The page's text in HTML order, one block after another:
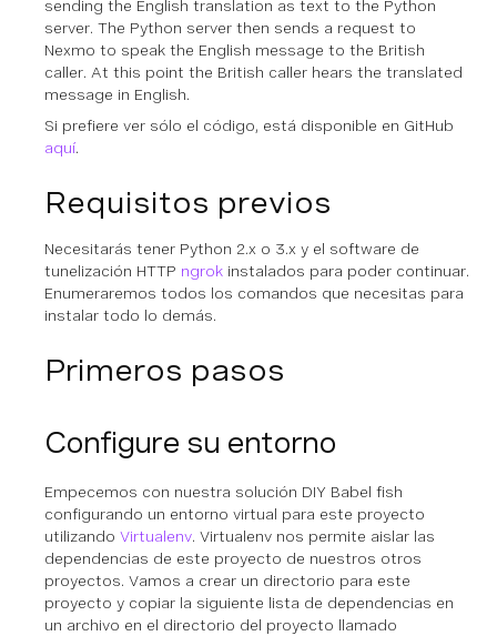
Si prefiere ver sólo el código, está disponible en GitHub
aquí.
Requisitos previos
Necesitarás tener Python 2.x o 3.x y el software de
tunelización HTTP ngrok instalados para poder continuar.
Enumeraremos todos los comandos que necesitas para
instalar todo lo demás.
Primeros pasos
Configure su entorno
Empecemos con nuestra solución DIY Babel fish
configurando un entorno virtual para este proyecto
utilizando Virtualenv. Virtualenv nos permite aislar las
dependencias de este proyecto de nuestros otros
proyectos. Vamos a crear un directorio para este
proyecto y copiar la siguiente lista de dependencias en
un archivo en el directorio del proyecto llamado